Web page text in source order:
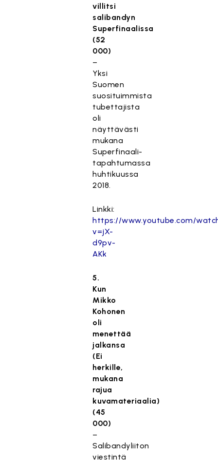
villitsi
salibandyn
Superfinaalissa
(52
000)
–
Yksi
Suomen
suosituimmista
tubettajista
oli
näyttävästi
mukana
Superfinaali-
tapahtumassa
huhtikuussa
2018.
Linkki:
https://www.youtube.com/
v=jX-
d9pv-
AKk
5.
Kun
Mikko
Kohonen
oli
menettää
jalkansa
(Ei
herkille,
mukana
rajua
kuvamateriaalia)
(45
000)
–
Salibandyliiton
viestintä